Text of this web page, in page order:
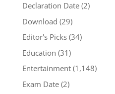
Declaration Date(2)
Download (29)
Editor's Picks(34)
Education (31)
Entertainment(1,148)
Exam Date(2)